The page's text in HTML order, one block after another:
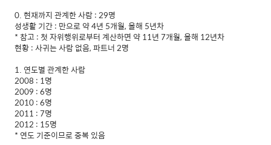
0. 현재까지 관계한 사람 : 29명
성생활 기간 : 만으로 약 4년 5개월, 올해 5년차
* 참고 : 첫 자위행위로부터 계산하면 약 11년 7개월, 올해 12년차
현황 : 사귀는 사람 없음, 파트너 2명
1. 연도별 관계한 사람
2008 : 1명
2009 : 6명
2010 : 6명
2011 : 7명
2012 : 15명
* 연도 기준이므로 중복 있음